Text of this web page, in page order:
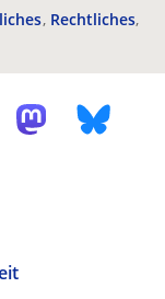
Rechtliches